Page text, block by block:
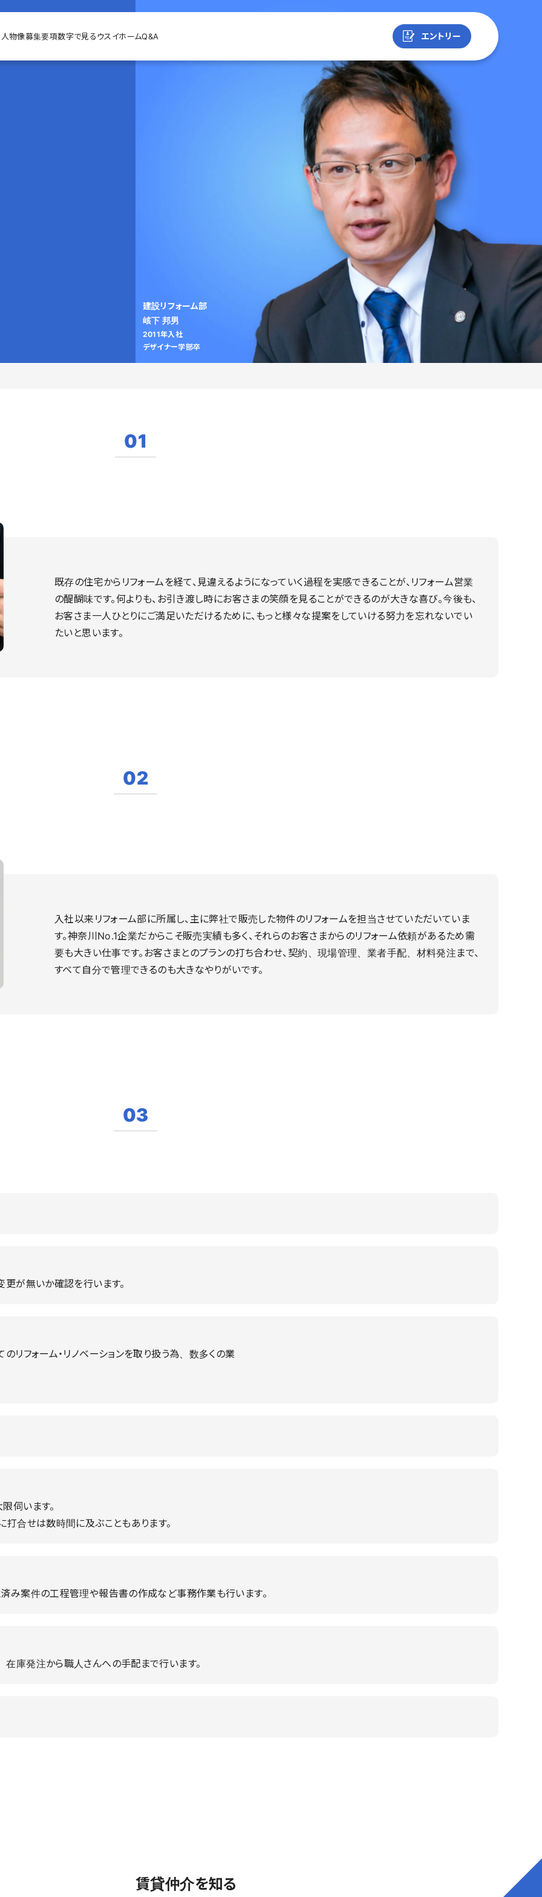
物像募集要項数字で見るウスイホームQ&A エントリー
建設リフォーム部
峐下 邦男
2011年入社
デザイナー学部卒
01
既存の住宅からリフォームを経て、見違えるようになっていく過程を実感できることが、リフォーム営業
の醍醐味です。何よりも、お引き渡し時にお客さまの笑顔を見ることができるのが大きな喜び。今後も、
お客さま一人ひとりにご満足いただけるために、もっと様々な提案をしていける努力を忘れないでい
たいと思います。
02
入社以来リフォーム部に所属し、主に弊社で販売した物件のリフォームを担当させていただいていま
す。神奈川No.1企業だからこそ販売実績も多く、それらのお客さまからのリフォーム依頼があるため需
要も大きい仕事です。お客さまとのプランの打ち合わせ、契約、現場管理、業者手配、材料発注まで、
すべて自分で管理できるのも大きなやりがいです。
03
更が無いか確認を行います。
リフォーム・リノベーションを取り扱う為、数多くの業
伺います。
打合せは数時間に及ぶこともあります。
み案件の工程管理や報告書の作成など事務作業も行います。
庫発注から職人さんへの手配まで行います。
賃貸仲介を知る